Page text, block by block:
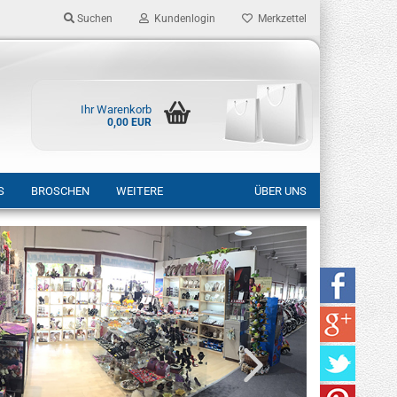
Suchen Kundenlogin
vergessen?
Merkzettel
Ihr Warenkorb
0,00 EUR
BROSCHEN ÜBER UNS
WEITERE